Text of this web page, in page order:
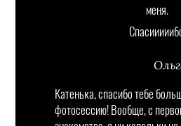
меня.
Катенька, спасибо тебе
фотосессию! Вообще, с